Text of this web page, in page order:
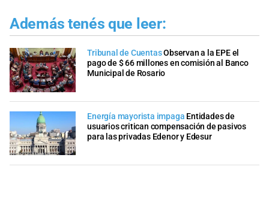
Además tenés que leer:
Tribunal de CuentasObservan a la EPE el
pago de $ 66 millones en comisión al Banco
Municipal de Rosario
Energía mayorista impaga Entidades de
usuarios critican compensación de pasivos
para las privadas Edenor y Edesur